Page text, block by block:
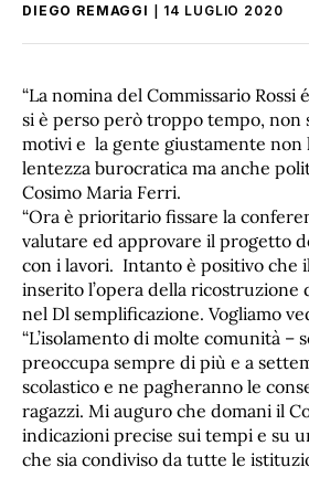
DIEGO REMAGGI 14 LUGLIO 2020
“La nomina del Commissario Rossi
si è perso però troppo tempo, non
motivi e la gente giustamente non
lentezza burocratica ma anche
Cosimo Maria Ferri.
“Ora è prioritario fissare la
valutare ed approvare il progetto
con i lavori. Intanto è positivo che
inserito l’opera della
nel Dl semplificazione. Vogliamo
“L’isolamento di molte comunità –
preoccupa sempre di più e a
scolastico e ne pagheranno le
ragazzi. Mi auguro che domani il
indicazioni precise sui tempi e su
che sia condiviso da tutte le